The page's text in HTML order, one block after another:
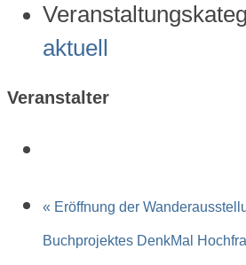
aktuell
Veranstalter
« Eröffnung der
Buchprojektes DenkMal